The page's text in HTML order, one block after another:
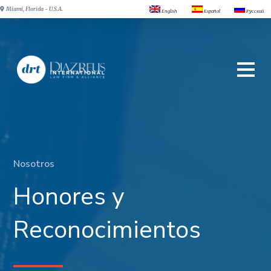
Miami, Florida - U.S.A. English Español Русский
Nosotros
Honores y
Reconocimientos